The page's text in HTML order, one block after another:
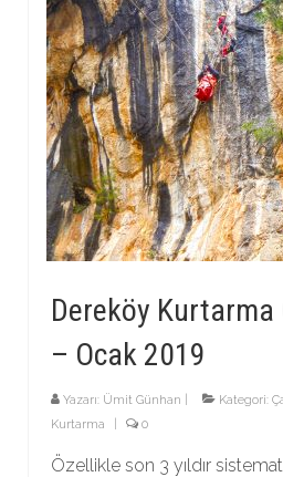
Dereköy Kurtarma
– Ocak 2019
Yazarı: Ümit Günhan Kategori:
Kurtarma
0
Özellikle son 3 yıldır